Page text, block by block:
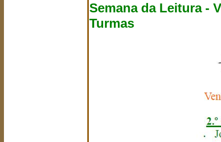
Semana da Leitura -
Turmas